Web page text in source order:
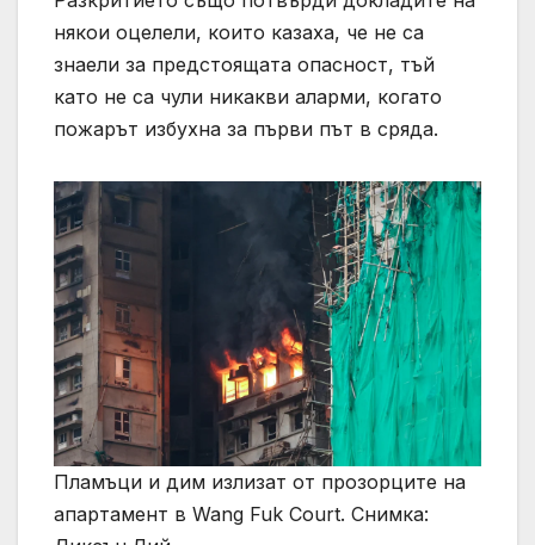
някои оцелели, които казаха, че не са
знаели за предстоящата опасност, тъй
като не са чули никакви аларми, когато
пожарът избухна за първи път в сряда.
Пламъци и дим излизат от прозорците на
апартамент в Wang Fuk Court. Снимка: